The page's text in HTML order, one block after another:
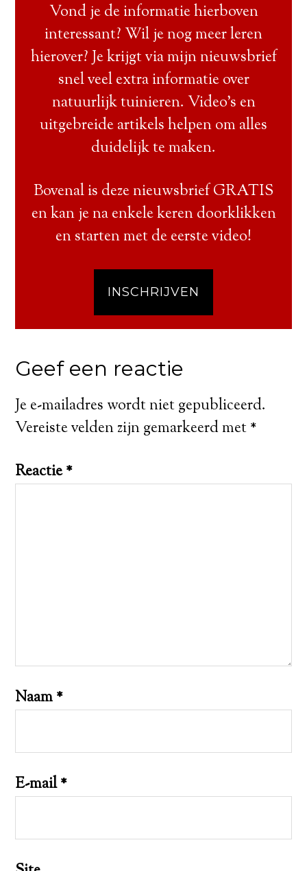
Vond je de informatie hierboven
interessant? Wil je nog meer leren
hierover? Je krijgt via mijn nieuwsbrief
snel veel extra informatie over
natuurlijk tuinieren. Video’s en
uitgebreide artikels helpen om alles
duidelijk te maken.
Bovenal is deze nieuwsbrief GRATIS
en kan je na enkele keren doorklikken
en starten met de eerste video!
INSCHRIJVEN
Geef een reactie
Je e-mailadres wordt niet gepubliceerd.
Vereiste velden zijn gemarkeerd met*
Reactie*
Naam*
E-mail*